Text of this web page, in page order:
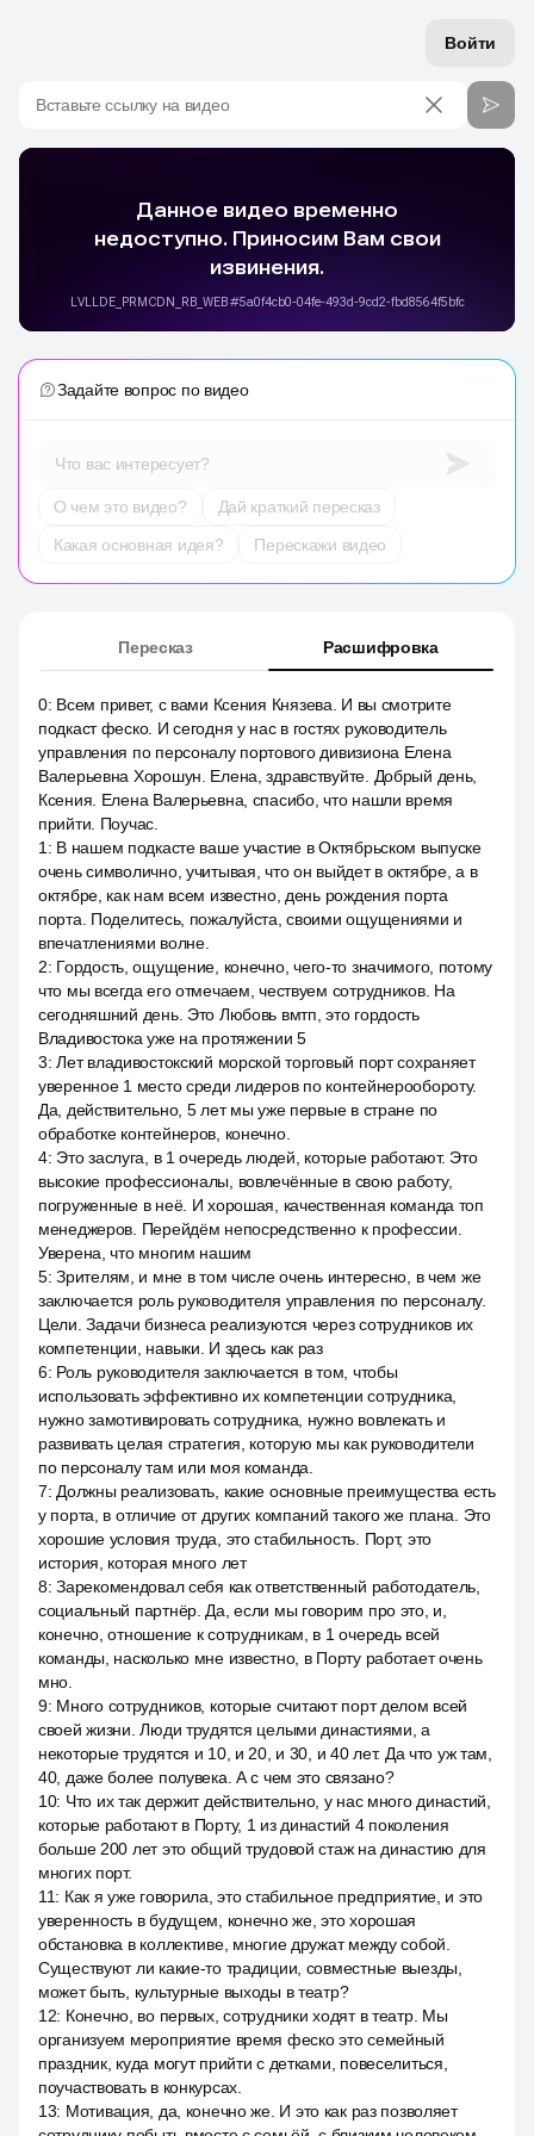
Войти
Вставьте ссылку на видео
Задайте вопрос по видео
Что вас интересует?
О чем это видео?
Дай краткий пересказ
Какая основная идея?
Перескажи видео
Пересказ Расшифровка
0: Всем привет, с вами Ксения Князева. И вы смотрите
подкаст феско. И сегодня у нас в гостях руководитель
управления по персоналу портового дивизиона Елена
Валерьевна Хорошун. Елена, здравствуйте. Добрый день,
Ксения. Елена Валерьевна, спасибо, что нашли время
прийти. Поучас.
1 : В нашем подкасте ваше участие в Октябрьском выпуске
очень символично, учитывая, что он выйдет в октябре, а в
октябре, как нам всем известно, день рождения порта
порта. Поделитесь, пожалуйста, своими ощущениями и
впечатлениями волне.
2: Гордость, ощущение, конечно, чего-то значимого, потому
что мы всегда его отмечаем, чествуем сотрудников. На
сегодняшний день. Это Любовь вмтп, это гордость
Владивостока уже на протяжении 5
3:Лет владивостокский морской торговый порт сохраняет
уверенное 1 место среди лидеров по контейнерообороту.
Да, действительно, 5 лет мы уже первые в стране по
обработке контейнеров, конечно.
4: Это заслуга, в 1 очередь людей, которые работают. Это
высокие профессионалы, вовлечённые в свою работу,
погруженные в неё. И хорошая, качественная команда топ
менеджеров. Перейдём непосредственно к профессии.
Уверена, что многим нашим
5:Зрителям, и мне в том числе очень интересно, в чем же
заключается роль руководителя управления по персоналу.
Цели. Задачи бизнеса реализуются через сотрудников их
компетенции, навыки. И здесь как раз
6: Роль руководителя заключается в том, чтобы
использовать эффективно их компетенции сотрудника,
нужно замотивировать сотрудника, нужно вовлекать и
развивать целая стратегия, которую мы как руководители
по персоналу там или моя команда.
7: Должны реализовать, какие основные преимущества есть
у порта, в отличие от других компаний такого же плана. Это
хорошие условия труда, это стабильность. Порт, это
история, которая много лет
8:Зарекомендовал себя как ответственный работодатель,
социальный партнёр. Да, если мы говорим про это, и,
конечно, отношение к сотрудникам, в 1 очередь всей
команды, насколько мне известно, в Порту работает очень
мно.
9: Много сотрудников, которые считают порт делом всей
своей жизни. Люди трудятся целыми династиями, а
некоторые трудятся и 10, и 20, и 30, и 40 лет. Да что уж там,
40, даже более полувека. А с чем это связано?
10: Что их так держит действительно, у нас много династий,
которые работают в Порту, 1 из династий 4 поколения
больше 200 лет это общий трудовой стаж на династию для
многих порт.
11: Как я уже говорила, это стабильное предприятие, и это
уверенность в будущем, конечно же, это хорошая
обстановка в коллективе, многие дружат между собой.
Существуют ли какие-то традиции, совместные выезды,
может быть, культурные выходы в театр?
12: Конечно, во первых, сотрудники ходят в театр. Мы
организуем мероприятие время феско это семейный
праздник, куда могут прийти с детками, повеселиться,
поучаствовать в конкурсах.
13: Мотивация, да, конечно же. И это как раз позволяет